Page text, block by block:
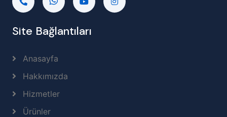
Site Bağlantıları
Anasayfa
Hakkımızda
Hizmetler
Ürünler